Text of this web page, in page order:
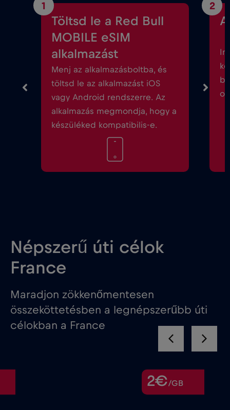
1
Töltsd le a Red Bull
MOBILE eSIM
alkalmazást
Menj az alkalmazásboltba, és
töltsd le az alkalmazást iOS
vagy Android rendszerre. Az
alkalmazás megmondja, hogy a
készüléked kompatibilis-e.
2
Népszerű úti célok
France
Maradjon zökkenőmentesen
összeköttetésben a legnépszerűbb úti
célokban a France